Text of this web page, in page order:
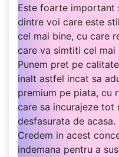
Este foarte important
dintre voi care este
cel mai bine, cu care
care va simtiti cel
Punem pret pe
inalt astfel incat sa
premium pe piata, cu
care sa incurajeze tot
desfasurata de acasa.
Credem in acest
indemana pentru a